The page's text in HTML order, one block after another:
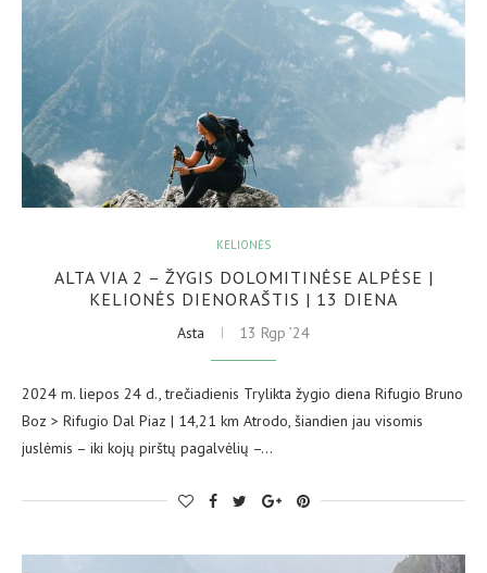
KELIONĖS
ALTA VIA 2 – ŽYGIS DOLOMITINĖSE ALPĖSE |
KELIONĖS DIENORAŠTIS | 13 DIENA
Asta 13 Rgp ’24
2024 m. liepos 24 d., trečiadienis Trylikta žygio diena Rifugio Bruno
Boz > Rifugio Dal Piaz | 14,21 km Atrodo, šiandien jau visomis
juslėmis – iki kojų pirštų pagalvėlių –…